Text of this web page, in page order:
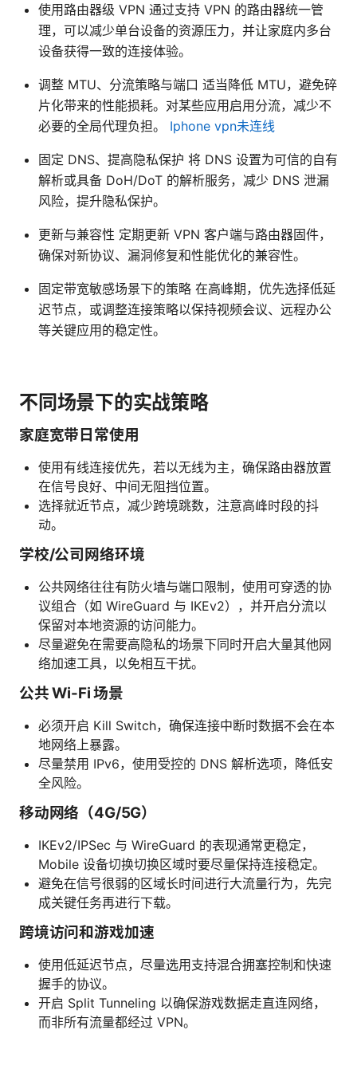
使用路由器级 VPN 通过支持 VPN 的路由器统一管
理，可以减少单台设备的资源压力，并让家庭内多台
设备获得一致的连接体验。
调整 MTU、分流策略与端口 适当降低 MTU，避免碎
片化带来的性能损耗。对某些应用启用分流，减少不
必要的全局代理负担。 Iphone vpn未连线
固定 DNS、提高隐私保护 将 DNS 设置为可信的自有
解析或具备 DoH/DoT 的解析服务，减少 DNS 泄漏
风险，提升隐私保护。
更新与兼容性 定期更新 VPN 客户端与路由器固件，
确保对新协议、漏洞修复和性能优化的兼容性。
固定带宽敏感场景下的策略 在高峰期，优先选择低延
迟节点，或调整连接策略以保持视频会议、远程办公
等关键应用的稳定性。
不同场景下的实战策略
家庭宽带日常使用
使用有线连接优先，若以无线为主，确保路由器放置
在信号良好、中间无阻挡位置。
选择就近节点，减少跨境跳数，注意高峰时段的抖
动。
学校/公司网络环境
公共网络往往有防火墙与端口限制，使用可穿透的协
议组合（如 WireGuard 与 IKEv2），并开启分流以
保留对本地资源的访问能力。
尽量避免在需要高隐私的场景下同时开启大量其他网
络加速工具，以免相互干扰。
公共 Wi-Fi 场景
必须开启 Kill Switch，确保连接中断时数据不会在本
地网络上暴露。
尽量禁用 IPv6，使用受控的 DNS 解析选项，降低安
全风险。
移动网络（4G/5G）
IKEv2/IPSec 与 WireGuard 的表现通常更稳定，
Mobile 设备切换切换区域时要尽量保持连接稳定。
避免在信号很弱的区域长时间进行大流量行为，先完
成关键任务再进行下载。
跨境访问和游戏加速
使用低延迟节点，尽量选用支持混合拥塞控制和快速
握手的协议。
开启 Split Tunneling 以确保游戏数据走直连网络，
而非所有流量都经过 VPN。